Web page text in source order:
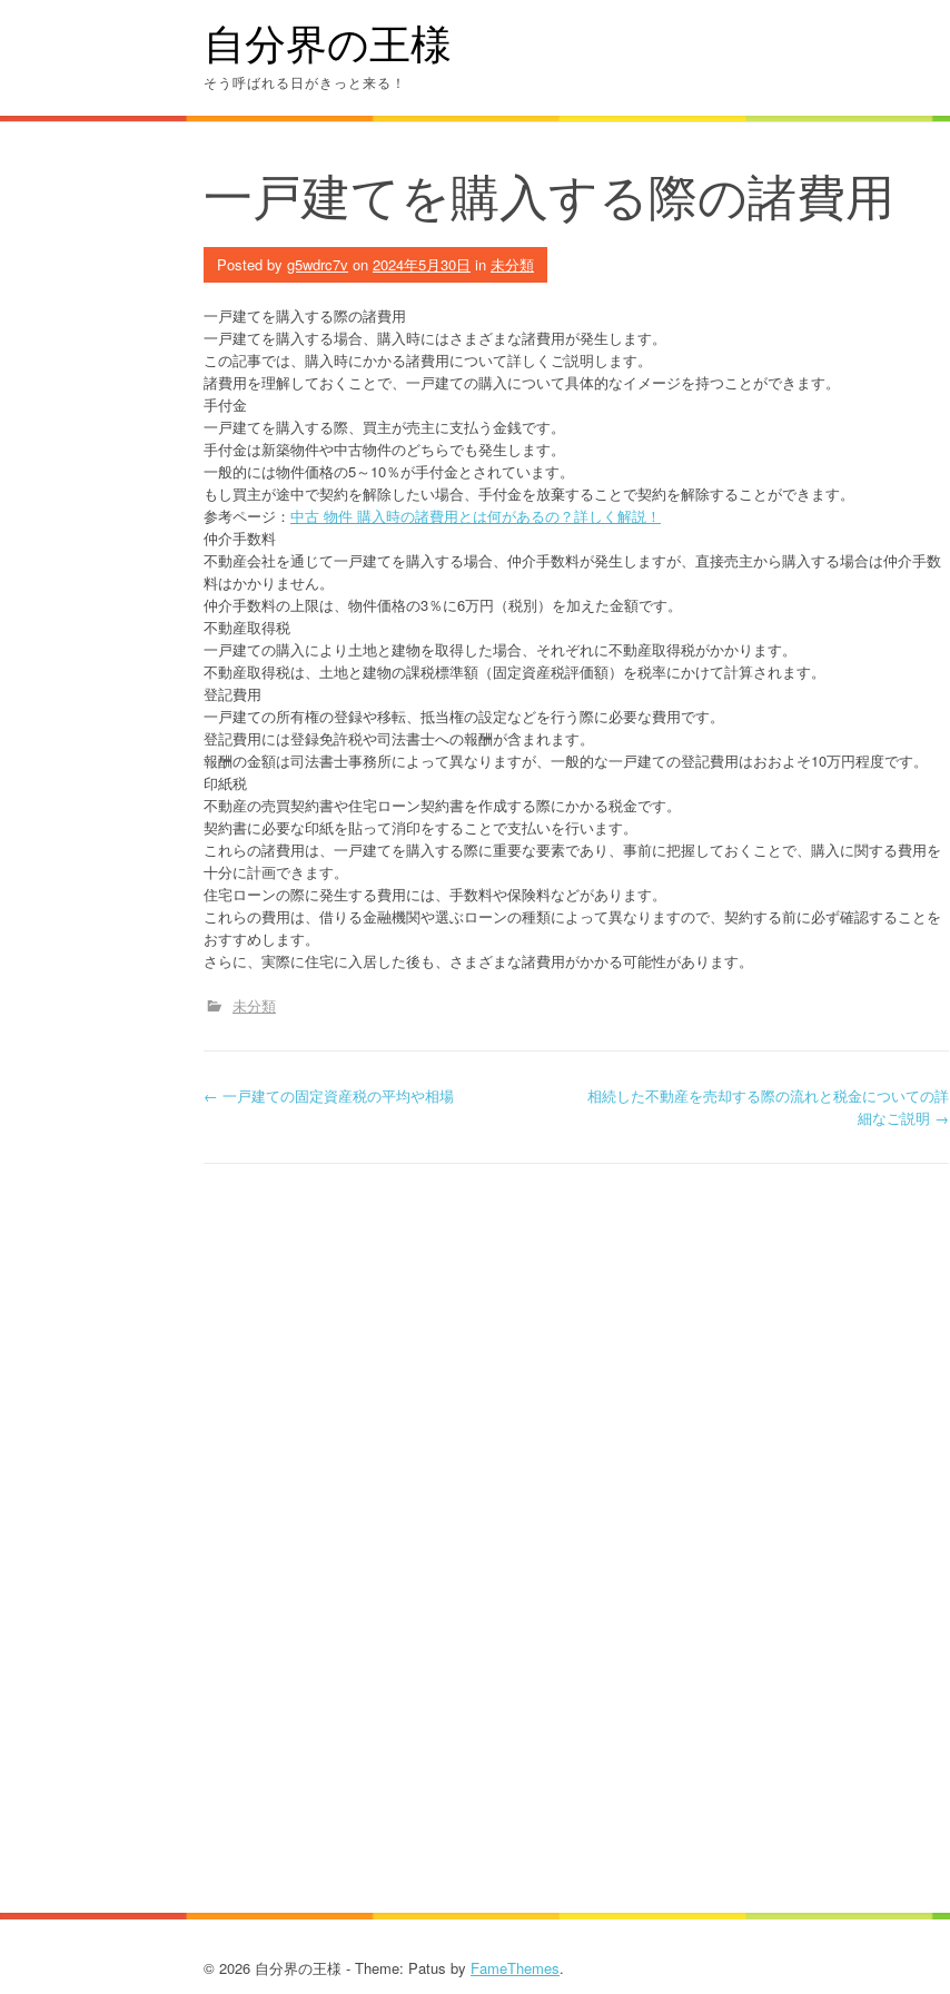
自分界の王様
そう呼ばれる日がきっと来る！
一戸建てを購入する際の諸費用
Posted by g5wdrc7v on 2024年5月30日 in 未分類
一戸建てを購入する際の諸費用
一戸建てを購入する場合、購入時にはさまざまな諸費用が発生します。
この記事では、購入時にかかる諸費用について詳しくご説明します。
諸費用を理解しておくことで、一戸建ての購入について具体的なイメージを持つことができます。
手付金
一戸建てを購入する際、買主が売主に支払う金銭です。
手付金は新築物件や中古物件のどちらでも発生します。
一般的には物件価格の5～10％が手付金とされています。
もし買主が途中で契約を解除したい場合、手付金を放棄することで契約を解除することができます。
参考ページ： 中古 物件 購入時の諸費用とは何があるの？詳しく解説！
仲介手数料
不動産会社を通じて一戸建てを購入する場合、仲介手数料が発生しますが、直接売主から購入する場合は仲介手数
料はかかりません。
仲介手数料の上限は、物件価格の3％に6万円（税別）を加えた金額です。
不動産取得税
一戸建ての購入により土地と建物を取得した場合、それぞれに不動産取得税がかかります。
不動産取得税は、土地と建物の課税標準額（固定資産税評価額）を税率にかけて計算されます。
登記費用
一戸建ての所有権の登録や移転、抵当権の設定などを行う際に必要な費用です。
登記費用には登録免許税や司法書士への報酬が含まれます。
報酬の金額は司法書士事務所によって異なりますが、一般的な一戸建ての登記費用はおおよそ10万円程度です。
印紙税
不動産の売買契約書や住宅ローン契約書を作成する際にかかる税金です。
契約書に必要な印紙を貼って消印をすることで支払いを行います。
これらの諸費用は、一戸建てを購入する際に重要な要素であり、事前に把握しておくことで、購入に関する費用を
十分に計画できます。
住宅ローンの際に発生する費用には、手数料や保険料などがあります。
これらの費用は、借りる金融機関や選ぶローンの種類によって異なりますので、契約する前に必ず確認することを
おすすめします。
さらに、実際に住宅に入居した後も、さまざまな諸費用がかかる可能性があります。
未分類
P
← 一戸建ての固定資産税の平均や相場
相続した不動産を売却する際の流れと税金についての詳
細なご説明 →
© 2026 自分界の王様 - Theme: Patus by FameThemes.